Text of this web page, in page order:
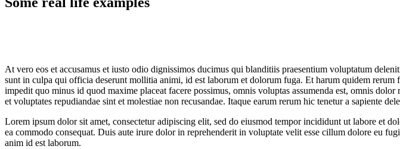
At vero eos et accusamus et iusto odio dignissimos ducimus qui blanditiis praesentium voluptatum
sunt in culpa qui officia deserunt mollitia animi, id est laborum et dolorum fuga. Et harum quidem
impedit quo minus id quod maxime placeat facere possimus, omnis voluptas assumenda est, omnis
et voluptates repudiandae sint et molestiae non recusandae. Itaque earum rerum hic tenetur a sapiente
Lorem ipsum dolor sit amet, consectetur adipiscing elit, sed do eiusmod tempor incididunt ut labore et
ea commodo consequat. Duis aute irure dolor in reprehenderit in voluptate velit esse cillum dolore eu
anim id est laborum.